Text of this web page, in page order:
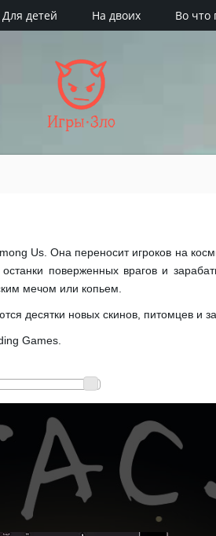
Для детей На двоих Во что
Игры·Зло
Us. Она переносит игроков на
поверженных врагов и
мечом или копьем.
десятки новых скинов, питомцев и
Games.